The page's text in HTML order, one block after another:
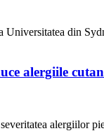
Universitatea din
alergiile
alergiilor